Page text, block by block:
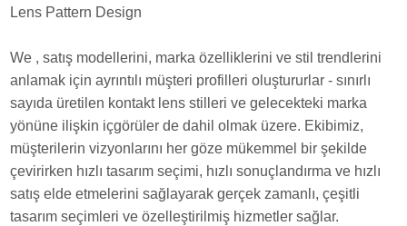
Lens Pattern Design
We , satış modellerini, marka özelliklerini ve stil trendlerini
anlamak için ayrıntılı müşteri profilleri oluştururlar - sınırlı
sayıda üretilen kontakt lens stilleri ve gelecekteki marka
yönüne ilişkin içgörüler de dahil olmak üzere. Ekibimiz,
müşterilerin vizyonlarını her göze mükemmel bir şekilde
çevirirken hızlı tasarım seçimi, hızlı sonuçlandırma ve hızlı
satış elde etmelerini sağlayarak gerçek zamanlı, çeşitli
tasarım seçimleri ve özelleştirilmiş hizmetler sağlar.